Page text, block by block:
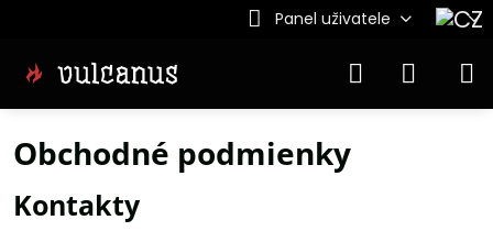
Panel uživatele
Obchodné podmienky
Kontakty